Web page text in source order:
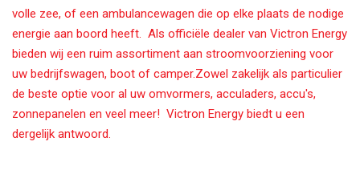
volle zee, of een ambulancewagen die op elke plaats de nodige
energie aan boord heeft. Als officiële dealer van Victron Energy
bieden wij een ruim assortiment aan stroomvoorziening voor
uw bedrijfswagen, boot of camper.Zowel zakelijk als particulier
de beste optie voor al uw omvormers, acculaders, accu's,
zonnepanelen en veel meer! Victron Energy biedt u een
dergelijk antwoord.